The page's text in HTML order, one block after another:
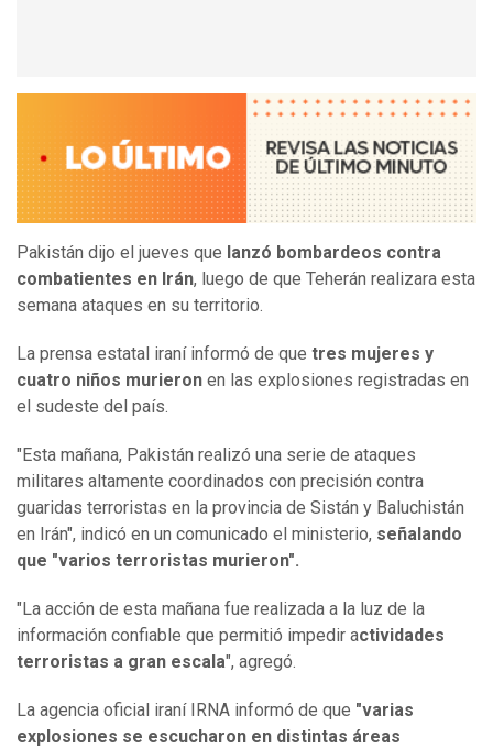
Pakistán dijo el jueves que lanzó bombardeos contra
combatientes en Irán, luego de que Teherán realizara esta
semana ataques en su territorio.
La prensa estatal iraní informó de que tres mujeres y
cuatro niños murieron en las explosiones registradas en
el sudeste del país.
"Esta mañana, Pakistán realizó una serie de ataques
militares altamente coordinados con precisión contra
guaridas terroristas en la provincia de Sistán y Baluchistán
en Irán", indicó en un comunicado el ministerio, señalando
que "varios terroristas murieron".
"La acción de esta mañana fue realizada a la luz de la
información confiable que permitió impedir actividades
terroristas a gran escala", agregó.
La agencia oficial iraní IRNA informó de que "varias
explosiones se escucharon en distintas áreas